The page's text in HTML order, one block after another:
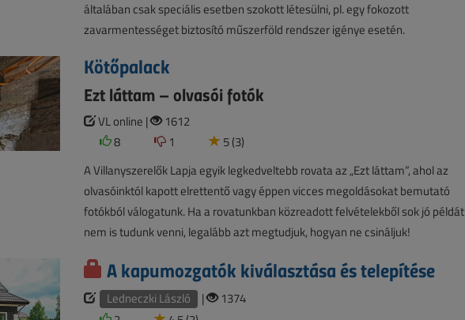
általában csak speciális esetben szokott létesülni, pl. egy fokozott
zavarmentességet biztosító műszerföld rendszer igénye esetén.
Kötőpalack
Ezt láttam – olvasói fotók
VL online |
1612
8
1
5 (3)
A Villanyszerelők Lapja egyik legkedveltebb rovata az „Ezt láttam”, ahol az
olvasóinktól kapott elrettentő vagy éppen vicces megoldásokat bemutató
fotókból válogatunk. Ha a rovatunkban közreadott felvételekből sok jó példát
nem is tudunk venni, legalább azt megtudjuk, hogyan ne csináljuk!
A kapumozgatók kiválasztása és telepítése
Ledneczki László |
1374